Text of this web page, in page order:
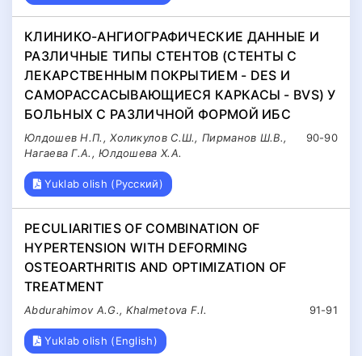
КЛИНИКО-АНГИОГРАФИЧЕСКИЕ ДАННЫЕ И
РАЗЛИЧНЫЕ ТИПЫ СТЕНТОВ (СТЕНТЫ С
ЛЕКАРСТВЕННЫМ ПОКРЫТИЕМ - DES И
САМОРАССАСЫВАЮЩИЕСЯ КАРКАСЫ - BVS) У
БОЛЬНЫХ С РАЗЛИЧНОЙ ФОРМОЙ ИБС
90-90
Юлдошев Н.П., Холикулов С.Ш., Пирманов Ш.В.,
Нагаева Г.А., Юлдошева Х.А.
Yuklab olish (Русский)
PECULIARITIES OF COMBINATION OF
HYPERTENSION WITH DEFORMING
OSTEOARTHRITIS AND OPTIMIZATION OF
TREATMENT
91-91
Abdurahimov A.G., Khalmetova F.I.
Yuklab olish (English)